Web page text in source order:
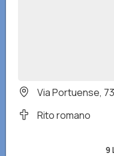
Via Portuense,
Rito romano
9